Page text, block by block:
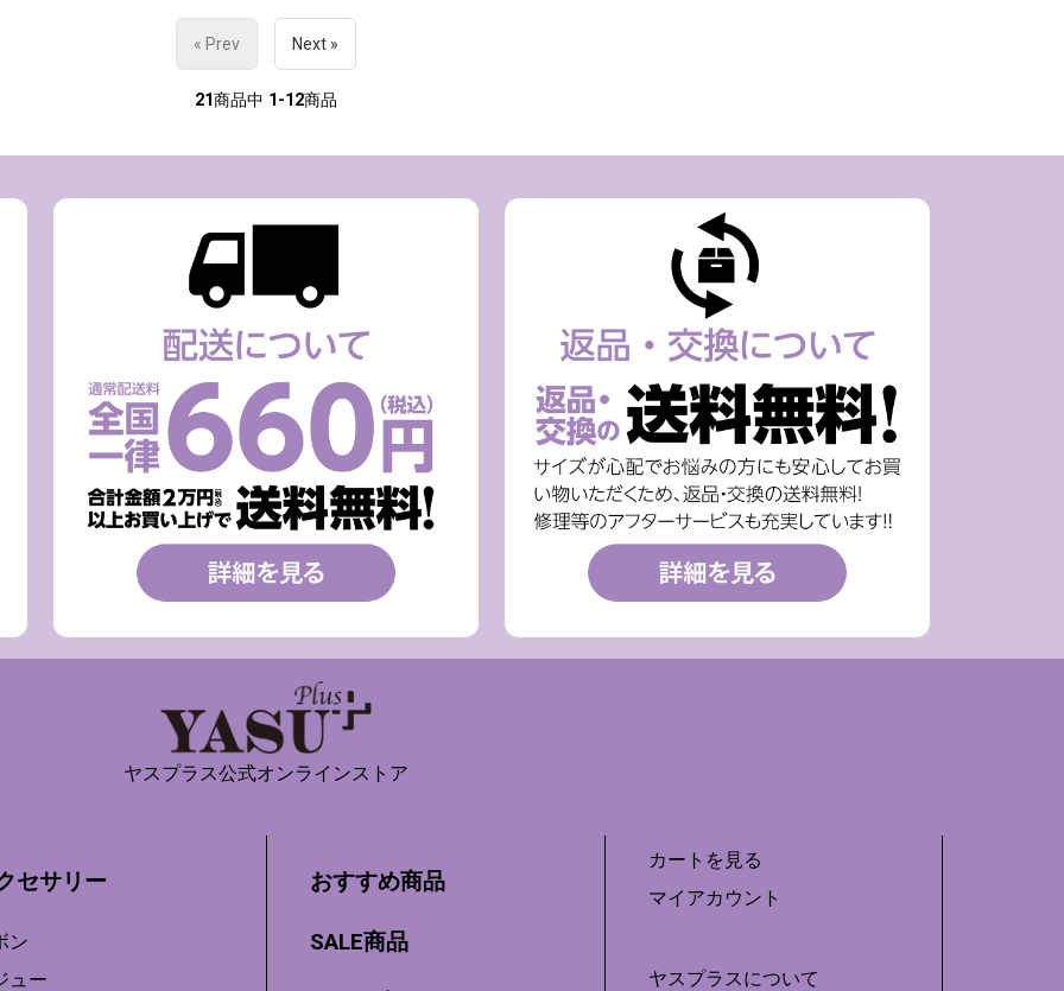
« Prev Next »
21商品中 1-12商品
ヤスプラス公式オンラインストア
セサリー
ン
ュー
おすすめ商品
SALE商品
カートを見る
マイアカウント
ヤスプラスについて